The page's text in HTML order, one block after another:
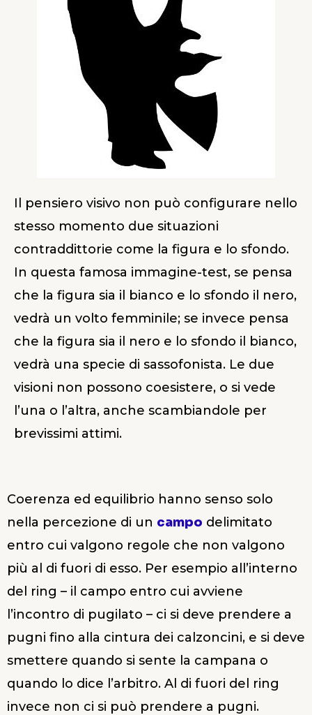
Il pensiero visivo non può configurare nello
stesso momento due situazioni
contraddittorie come la figura e lo sfondo.
In questa famosa immagine-test, se pensa
che la figura sia il bianco e lo sfondo il nero,
vedrà un volto femminile; se invece pensa
che la figura sia il nero e lo sfondo il bianco,
vedrà una specie di sassofonista. Le due
visioni non possono coesistere, o si vede
l’una o l’altra, anche scambiandole per
brevissimi attimi.
Coerenza ed equilibrio hanno senso solo
nella percezione di un campo delimitato
entro cui valgono regole che non valgono
più al di fuori di esso. Per esempio all’interno
del ring – il campo entro cui avviene
l’incontro di pugilato – ci si deve prendere a
pugni fino alla cintura dei calzoncini, e si deve
smettere quando si sente la campana o
quando lo dice l’arbitro. Al di fuori del ring
invece non ci si può prendere a pugni.